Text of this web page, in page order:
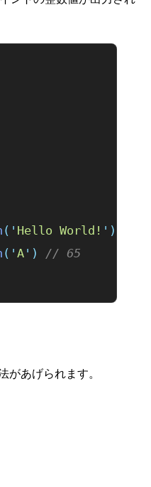
( ' Hello World! ' )
( ' A ' )
// 65
があげられます。